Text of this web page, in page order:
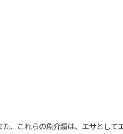
これらの魚介類は、エサとして